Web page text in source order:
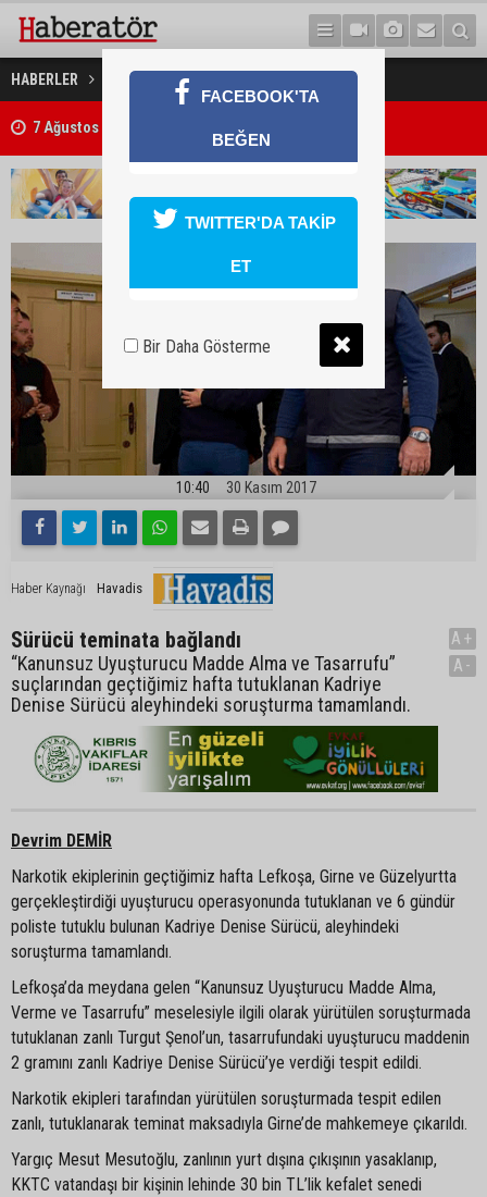
HABERLER GÜNDEM Sürücü teminata bağlandı
7 Ağustos 2026 Döviz Kurları
10:40 30 Kasım 2017
Haber Kaynağı Havadis
Sürücü teminata bağlandı
“Kanunsuz Uyuşturucu Madde Alma ve Tasarrufu”
suçlarından geçtiğimiz hafta tutuklanan Kadriye
Denise Sürücü aleyhindeki soruşturma tamamlandı.
A+
A-
Devrim DEMİR
Narkotik ekiplerinin geçtiğimiz hafta Lefkoşa, Girne ve Güzelyurtta
gerçekleştirdiği uyuşturucu operasyonunda tutuklanan ve 6 gündür
poliste tutuklu bulunan Kadriye Denise Sürücü, aleyhindeki
soruşturma tamamlandı.
Lefkoşa’da meydana gelen “Kanunsuz Uyuşturucu Madde Alma,
Verme ve Tasarrufu” meselesiyle ilgili olarak yürütülen soruşturmada
tutuklanan zanlı Turgut Şenol’un, tasarrufundaki uyuşturucu maddenin
2 gramını zanlı Kadriye Denise Sürücü’ye verdiği tespit edildi.
Narkotik ekipleri tarafından yürütülen soruşturmada tespit edilen
zanlı, tutuklanarak teminat maksadıyla Girne’de mahkemeye çıkarıldı.
Yargıç Mesut Mesutoğlu, zanlının yurt dışına çıkışının yasaklanıp,
KKTC vatandaşı bir kişinin lehinde 30 bin TL’lik kefalet senedi
FACEBOOK'TA
BEĞEN
TWITTER'DA TAKİP
ET
Bir Daha Gösterme